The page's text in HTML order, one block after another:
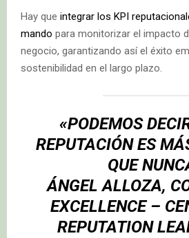
Hay que integrar los KPI
mando para monitorizar el impacto
negocio, garantizando así el éxito
sostenibilidad en el largo plazo.
«PODEMOS
REPUTACIÓN ES
QUE
ÁNGEL ALLOZA,
EXCELLENCE –
REPUTATION